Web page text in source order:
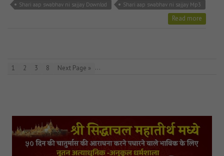
Shari aap swabhav ni sajjay Downlod
Shari aap swabhav ni sajjay Mp3
Read more
1 2 3 …
8 Next Page »